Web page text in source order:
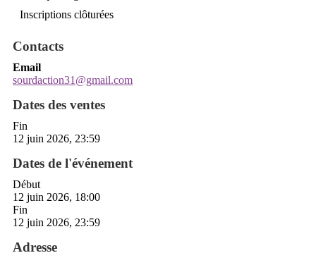
Inscriptions clôturées
Contacts
Email
sourdaction31@gmail.com
Dates des ventes
Fin
12 juin 2026, 23:59
Dates de l'événement
Début
12 juin 2026, 18:00
Fin
12 juin 2026, 23:59
Adresse